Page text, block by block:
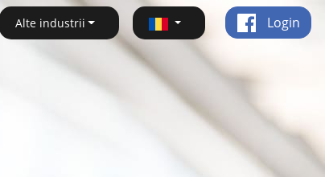
Alte industrii Login